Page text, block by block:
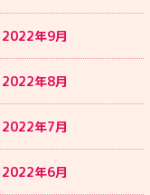
2022年9月
2022年8月
2022年7月
2022年6月